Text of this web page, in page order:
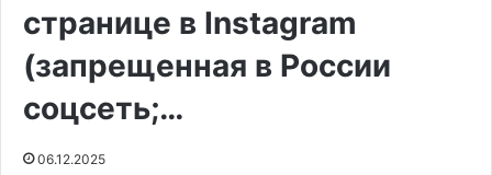
странице в Instagram
(запрещенная в России
соцсеть;…
06.12.2025